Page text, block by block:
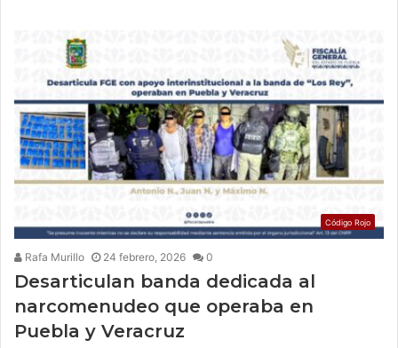
Código Rojo
Rafa Murillo 24 febrero, 2026 0
Desarticulan banda dedicada al
narcomenudeo que operaba en
Puebla y Veracruz